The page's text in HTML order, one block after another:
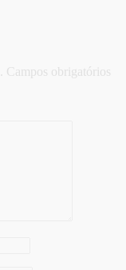
Campos obrigatórios